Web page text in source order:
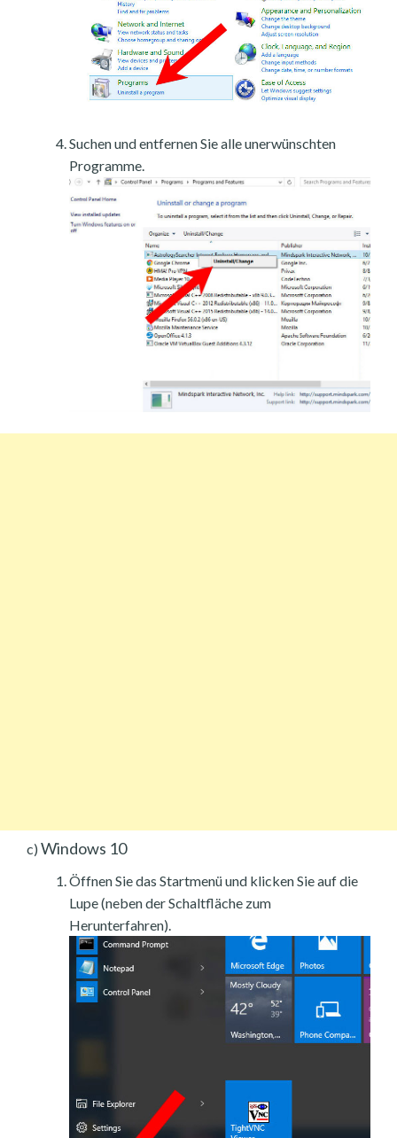
Suchen und entfernen Sie alle unerwünschten
Programme.
c) Windows 10
Öffnen Sie das Startmenü und klicken Sie auf die
Lupe (neben der Schaltfläche zum
Herunterfahren).